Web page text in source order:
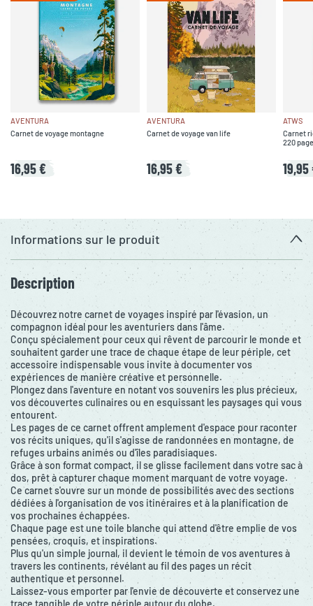
AVENTURA
Carnet de voyage montagne
16,95 €
AVENTURA
Carnet de voyage van life
16,95 €
ATWS
Carnet
220
19,95
Informations sur le produit
Description
Découvrez notre carnet de voyages inspiré par l'évasion, un
compagnon idéal pour les aventuriers dans l'âme.
Conçu spécialement pour ceux qui rêvent de parcourir le monde et
souhaitent garder une trace de chaque étape de leur périple, cet
accessoire indispensable vous invite à documenter vos
expériences de manière créative et personnelle.
Plongez dans l'aventure en notant vos souvenirs les plus précieux,
vos découvertes culinaires ou en esquissant les paysages qui vous
entourent.
Les pages de ce carnet offrent amplement d'espace pour raconter
vos récits uniques, qu'il s'agisse de randonnées en montagne, de
refuges urbains animés ou d'îles paradisiaques.
Grâce à son format compact, il se glisse facilement dans votre sac à
dos, prêt à capturer chaque moment marquant de votre voyage.
Ce carnet s'ouvre sur un monde de possibilités avec des sections
dédiées à l'organisation de vos itinéraires et à la planification de
vos prochaines échappées.
Chaque page est une toile blanche qui attend d'être emplie de vos
pensées, croquis, et inspirations.
Plus qu'un simple journal, il devient le témoin de vos aventures à
travers les continents, révélant au fil des pages un récit
authentique et personnel.
Laissez-vous emporter par l'envie de découverte et conservez une
trace tangible de votre périple autour du globe.